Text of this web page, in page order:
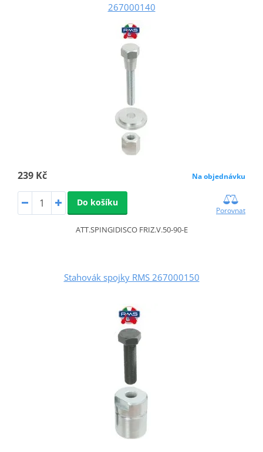
267000140
239 Kč Na objednávku
Do košíku
Porovnat
ATT.SPINGIDISCO FRIZ.V.50-90-E
Stahovák spojky RMS 267000150